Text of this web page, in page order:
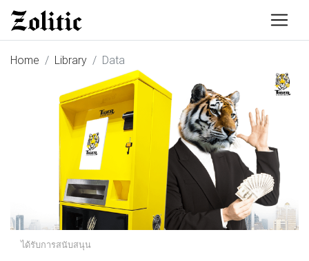
Home Library Data
ได้รับการสนับสนุน